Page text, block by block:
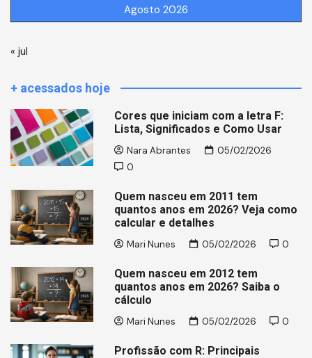
Agosto 2026
« jul
+ acessados hoje
Cores que iniciam com a letra F:
Lista, Significados e Como Usar
Nara Abrantes
05/02/2026
0
Quem nasceu em 2011 tem
quantos anos em 2026? Veja como
calcular e detalhes
Mari Nunes 05/02/2026 0
Quem nasceu em 2012 tem
quantos anos em 2026? Saiba o
cálculo
Mari Nunes 05/02/2026 0
Profissão com R: Principais